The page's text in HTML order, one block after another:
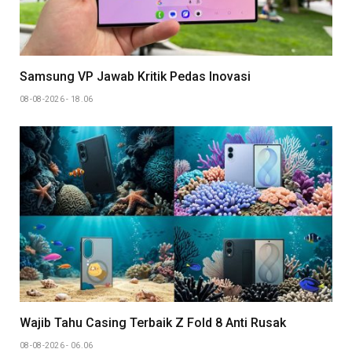
Samsung VP Jawab Kritik Pedas Inovasi
08-08-2026 - 18.06
Wajib Tahu Casing Terbaik Z Fold 8 Anti Rusak
08-08-2026 - 06.06